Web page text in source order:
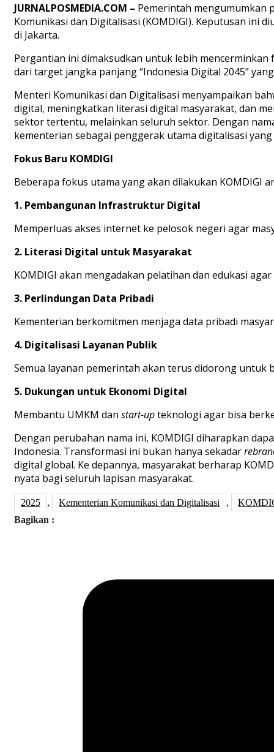
JURNALPOSMEDIA.COM – Pemerintah mengumumkan
Komunikasi dan Digitalisasi (KOMDIGI). Keputusan ini
di Jakarta.
Pergantian ini dimaksudkan untuk lebih
dari target jangka panjang “Indonesia Digital 2045”
Menteri Komunikasi dan Digitalisasi menyampaikan
digital, meningkatkan literasi digital masyarakat, dan
sektor tertentu, melainkan seluruh sektor. Dengan
kementerian sebagai penggerak utama digitalisasi
Fokus Baru KOMDIGI
Beberapa fokus utama yang akan dilakukan KOMDIGI
1. Pembangunan Infrastruktur Digital
Memperluas akses internet ke pelosok negeri agar
2. Literasi Digital untuk Masyarakat
KOMDIGI akan mengadakan pelatihan dan edukasi
3. Perlindungan Data Pribadi
Kementerian berkomitmen menjaga data pribadi
4. Digitalisasi Layanan Publik
Semua layanan pemerintah akan terus didorong untuk
5. Dukungan untuk Ekonomi Digital
Membantu UMKM dan start-upteknologi agar bisa
Dengan perubahan nama ini, KOMDIGI diharapkan
Indonesia. Transformasi ini bukan hanya sekadar
digital global. Ke depannya, masyarakat berharap
nyata bagi seluruh lapisan masyarakat.
2025 , Kementerian Komunikasi dan Digitalisasi ,
Bagikan :